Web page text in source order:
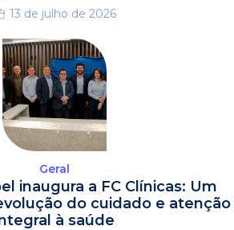
13 de julho de 2026
Geral
inaugura a FC Clínicas: Um
do cuidado e atenção
à saúde